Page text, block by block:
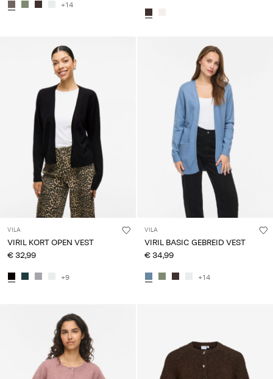
+14
VILA
VIRIL KORT OPEN VEST
€ 32,99
+9
VILA
VIRIL BASIC GEBREID VEST
€ 34,99
+14